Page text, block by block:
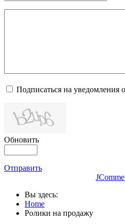
Подписаться на уведомления
Обновить
Отправить
Вы здесь:
Home
Ролики на продажу